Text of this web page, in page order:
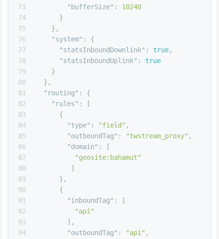
73
74
75
76
77
78
79
80
81
82
83
84
85
86
87
88
89
90
91
92
93
94
"bufferSize" :
10240
}
} ,
"system" :
{
"statsInboundDownlink" : true,
"statsInboundUplink" :
true
}
} ,
"routing" :
{
"rules" :
[
{
"type" : "field" ,
"outboundTag" : "twstream_proxy" ,
"domain" :
[
"geosite:bahamut"
]
} ,
{
"inboundTag" :
[
"api"
] ,
"outboundTag" : "api" ,